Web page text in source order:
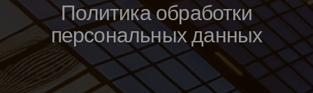
Политика обработки
персональных данных